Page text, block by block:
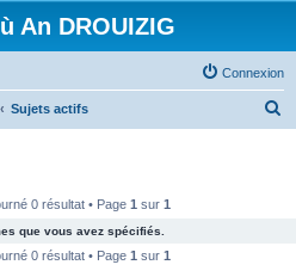
An DROUIZIG
Connexion
Sujets actifs
0 résultat • Page 1 sur 1
que vous avez spécifiés.
0 résultat • Page 1 sur 1